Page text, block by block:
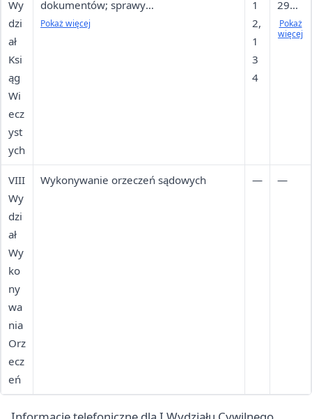
Wy
dzi
ał
Ksi
ąg
Wi
ecz
yst
ych
dokumentów; sprawy
wieczystoksięgowe; odpisy i
Pokaż więcej
1
2,
1
3
4
295
94
72
295-
94-
Pokaż
więcej
VIII
Wy
dzi
ał
Wy
ko
ny
wa
nia
Orz
ecz
eń
Wykonywanie orzeczeń sądowych — —